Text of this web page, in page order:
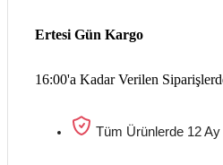
16:00'a Kadar Verilen
Ertesi Gün Kargo
Tüm Ürünlerde 12